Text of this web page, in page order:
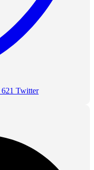
621 Twitter